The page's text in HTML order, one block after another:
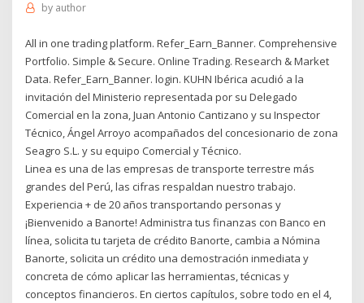
by author
All in one trading platform. Refer_Earn_Banner. Comprehensive
Portfolio. Simple & Secure. Online Trading. Research & Market
Data. Refer_Earn_Banner. login. KUHN Ibérica acudió a la
invitación del Ministerio representada por su Delegado
Comercial en la zona, Juan Antonio Cantizano y su Inspector
Técnico, Ángel Arroyo acompañados del concesionario de zona
Seagro S.L. y su equipo Comercial y Técnico.
Linea es una de las empresas de transporte terrestre más
grandes del Perú, las cifras respaldan nuestro trabajo.
Experiencia + de 20 años transportando personas y
¡Bienvenido a Banorte! Administra tus finanzas con Banco en
línea, solicita tu tarjeta de crédito Banorte, cambia a Nómina
Banorte, solicita un crédito una demostración inmediata y
concreta de cómo aplicar las herramientas, técnicas y
conceptos financieros. En ciertos capítulos, sobre todo en el 4,